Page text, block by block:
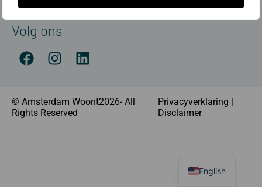
Volg ons
© Amsterdam Woont2026- All
Rights Reserved
Privacyverklaring
Disclaimer
English